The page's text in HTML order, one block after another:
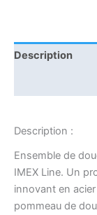
Description
Description :
Ensemble de
IMEX Line. Un
innovant en
pommeau de